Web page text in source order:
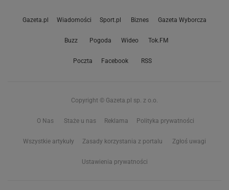
Gazeta.pl Wiadomości Sport.pl Biznes Gazeta Wyborcza
Buzz Pogoda Wideo Tok.FM
Poczta Facebook RSS
Copyright © Gazeta.pl sp. z o.o.
O Nas Staże u nas Reklama Polityka prywatności
Wszystkie artykuły Zasady korzystania z portalu Zgłoś uwagi
Ustawienia prywatności